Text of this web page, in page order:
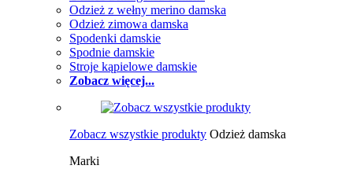
Odzież z wełny merino damska
Odzież zimowa damska
Spodenki damskie
Spodnie damskie
Stroje kąpielowe damskie
Zobacz więcej...
Zobacz wszystkie produkty Odzież damska
Marki